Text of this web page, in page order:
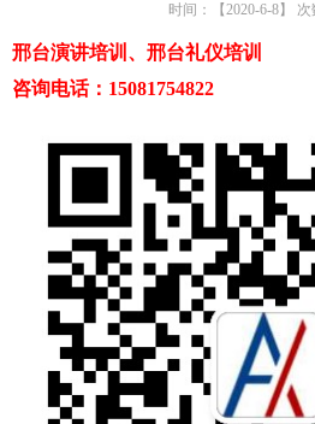
时间：【2020-6-8】 次
邢台演讲培训、邢台礼仪培训
咨询电话：15081754822